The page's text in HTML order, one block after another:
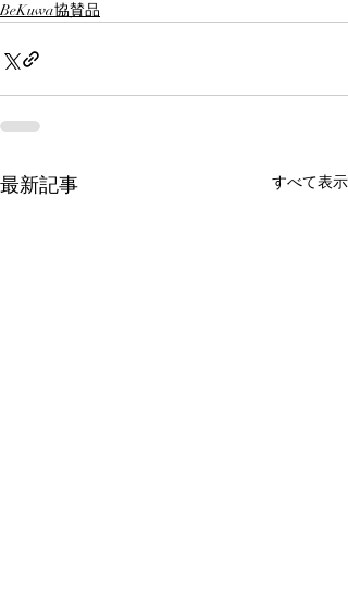
BeKuwa協賛品
最新記事 すべて表示